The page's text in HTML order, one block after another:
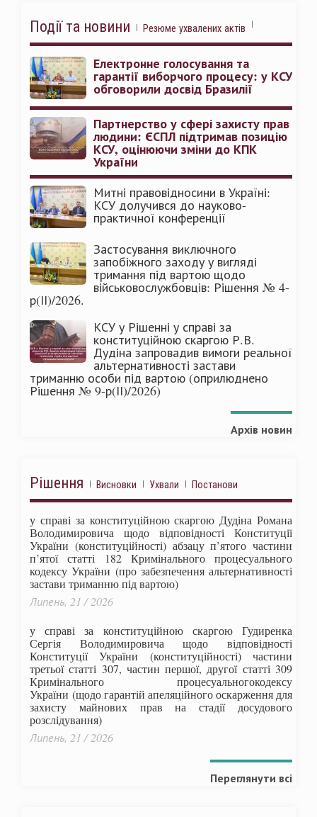
Події та новини Резюме ухвалених актів
Електронне голосування та
гарантії виборчого процесу: у КСУ
обговорили досвід Бразилії
Партнерство у сфері захисту прав
людини: ЄСПЛ підтримав позицію
КСУ, оцінюючи зміни до КПК
України
Митні правовідносини в Україні:
КСУ долучився до науково-
практичної конференції
Застосування виключного
запобіжного заходу у вигляді
тримання під вартою щодо
військовослужбовців: Рішення № 4-
р(ІІ)/2026.
КСУ у Рішенні у справі за
конституційною скаргою Р.В.
Дудіна запровадив вимоги реальної
альтернативності застави
триманню особи під вартою (оприлюднено
Рішення № 9-р(ІІ)/2026)
Архів новин
Рішення Висновки Ухвали Постанови
у справі за конституційною скаргою Дудіна Романа
Володимировича щодо відповідності Конституції
України (конституційності) абзацу п’ятого частини
п’ятої статті 182 Кримінального процесуального
кодексу України (про забезпечення альтернативності
застави триманню під вартою)
Липень, 21 / 2026
у справі за конституційною скаргою Гудиренка
Сергія Володимировича щодо відповідності
Конституції України (конституційності) частини
третьої статті 307, частин першої, другої статті 309
Кримінального процесуальногокодексу
України (щодо гарантій апеляційного оскарження для
захисту майнових прав на стадії досудового
розслідування)
Липень, 21 / 2026
Переглянути всі